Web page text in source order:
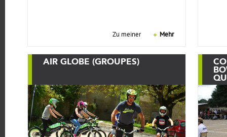
Zu meiner Mehr
AIR GLOBE (GROUPES)